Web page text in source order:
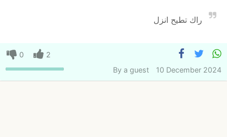
راك تطيح انزل
0
2
By a guest 10 December 2024